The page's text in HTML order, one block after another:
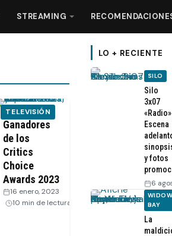
STREAMING
TELEVISIÓN
Ganadores
de los
Critics
Choice
Awards 2023
16 enero, 2023
10 min de lectura
LO + RECIENTE
SILO
Silo
3x07
Escena
y fotos
6
BAY
La